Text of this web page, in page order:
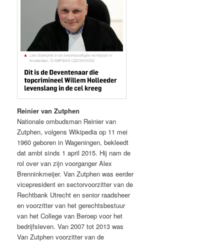
Reinier van Zutphen
Nationale ombudsman Reinier van
Zutphen, volgens Wikipedia op 11 mei
1960 geboren in Wageningen, bekleedt
dat ambt sinds 1 april 2015. Hij nam de
rol over van zijn voorganger Alex
Brenninkmeijer. Van Zutphen was eerder
vicepresident en sectorvoorzitter van de
Rechtbank Utrecht en senior raadsheer
en voorzitter van het gerechtsbestuur
van het College van Beroep voor het
bedrijfsleven. Van 2007 tot 2013 was
Van Zutphen voorzitter van de